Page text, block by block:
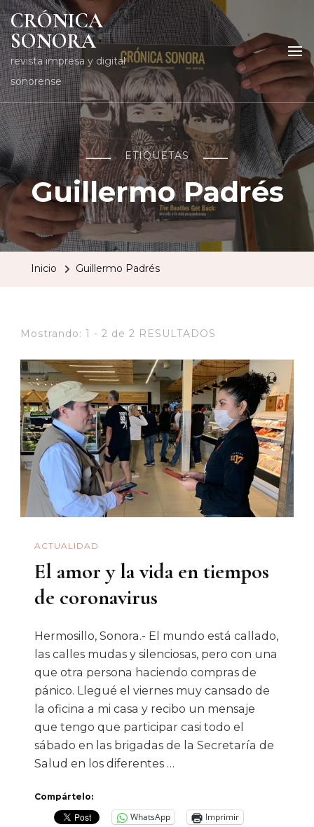
CRÓNICA
SONORA
revista impresa y digital
sonorense
ETIQUETAS
Guillermo Padrés
Inicio Guillermo Padrés
Mostrando: 1 - 2 de 2 RESULTADOS
ACTUALIDAD
El amor y la vida en tiempos
de coronavirus
Hermosillo, Sonora.- El mundo está callado,
las calles mudas y silenciosas, pero con una
que otra persona haciendo compras de
pánico. Llegué el viernes muy cansado de
la oficina a mi casa y recibo un mensaje
que tengo que participar casi todo el
sábado en las brigadas de la Secretaría de
Salud en los diferentes …
Compártelo:
WhatsApp
Imprimir